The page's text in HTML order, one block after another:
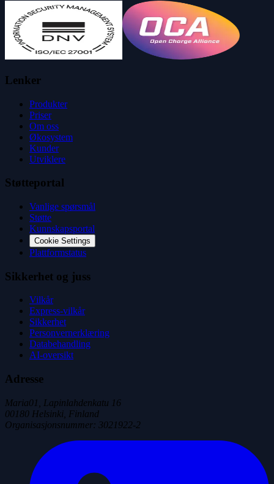
Lenker
Produkter
Priser
Om oss
Økosystem
Kunder
Utviklere
Støtteportal
Vanlige spørsmål
Støtte
Kunnskapsportal
Cookie Settings
Plattformstatus
Sikkerhet og juss
Vilkår
Express-vilkår
Sikkerhet
Personvernerklæring
Databehandling
AI-oversikt
Adresse
Maria01, Lapinlahdenkatu 16
00180 Helsinki, Finland
Organisasjonsnummer: 3021922-2